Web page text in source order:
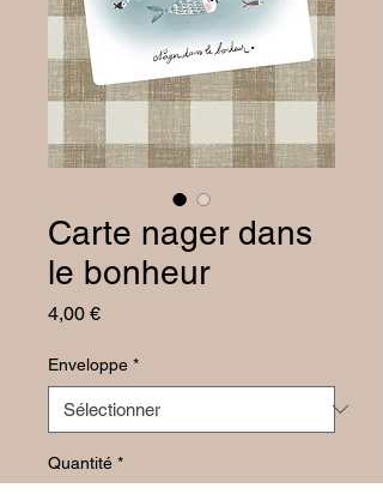
Carte nager dans
le bonheur
4,00 €Prix
Enveloppe *
Quantité *